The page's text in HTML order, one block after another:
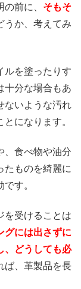
前に、 そもそ
うか、考えてみ
ルを塗ったりす
十分な場合もあ
ないような汚れ
になります。
、食べ物や油分
たものを綺麗に
す。
を受けることは
グには出さずに
、どうしても必
ば、革製品を長